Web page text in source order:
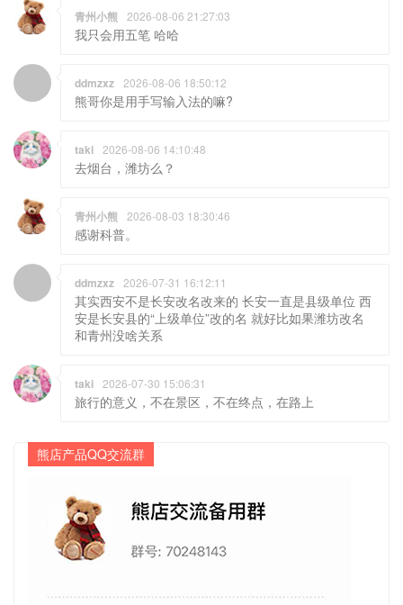
青州小熊 2026-08-06 21:27:03
我只会用五笔 哈哈
ddmzxz 2026-08-06 18:50:12
熊哥你是用手写输入法的嘛?
taki 2026-08-06 14:10:48
去烟台，潍坊么？
青州小熊 2026-08-03 18:30:46
感谢科普。
ddmzxz 2026-07-31 16:12:11
其实西安不是长安改名改来的 长安一直是县级单位 西
安是长安县的“上级单位”改的名 就好比如果潍坊改名
和青州没啥关系
taki 2026-07-30 15:06:31
旅行的意义，不在景区，不在终点，在路上
熊店产品QQ交流群